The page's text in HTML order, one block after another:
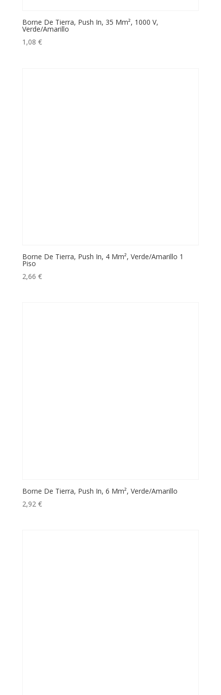
Borne De Tierra, Push In, 35 Mm², 1000 V,
Verde/Amarillo
1,08 €
Borne De Tierra, Push In, 4 Mm², Verde/Amarillo 1
Piso
2,66 €
Borne De Tierra, Push In, 6 Mm², Verde/Amarillo
2,92 €